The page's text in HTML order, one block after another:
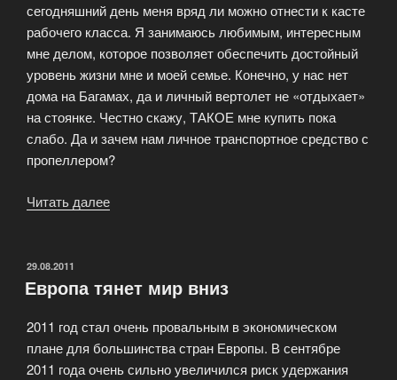
сегодняшний день меня вряд ли можно отнести к касте
рабочего класса. Я занимаюсь любимым, интересным
мне делом, которое позволяет обеспечить достойный
уровень жизни мне и моей семье. Конечно, у нас нет
дома на Багамах, да и личный вертолет не «отдыхает»
на стоянке. Честно скажу, ТАКОЕ мне купить пока
слабо. Да и зачем нам личное транспортное средство с
пропеллером?
Читать далее
ОПУБЛИКОВАНО
29.08.2011
Европа тянет мир вниз
2011 год стал очень провальным в экономическом
плане для большинства стран Европы. В сентябре
2011 года очень сильно увеличился риск удержания